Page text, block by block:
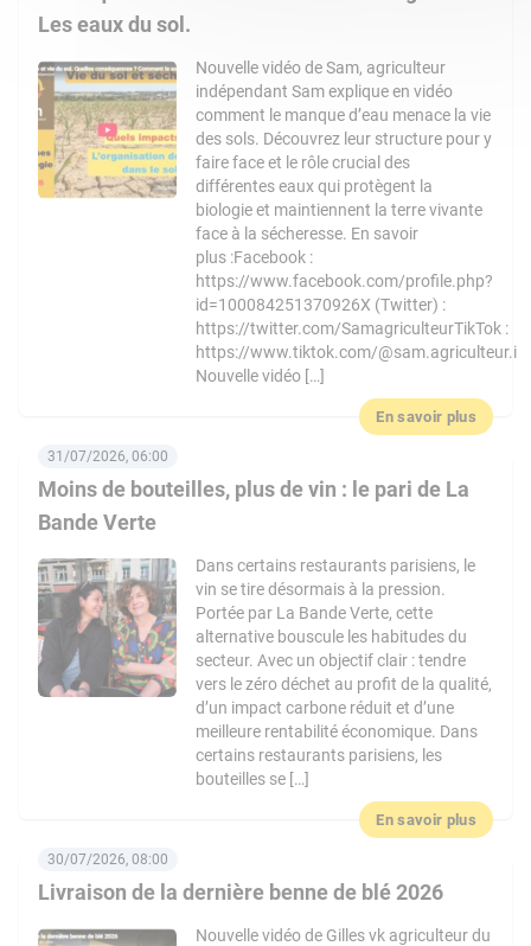
Les eaux du sol.
Nouvelle vidéo de Sam, agriculteur
indépendant Sam explique en vidéo
comment le manque d’eau menace la vie
des sols. Découvrez leur structure pour y
faire face et le rôle crucial des
différentes eaux qui protègent la
biologie et maintiennent la terre vivante
face à la sécheresse. En savoir
plus :Facebook :
https://www.facebook.com/profile.php?
id=100084251370926X (Twitter) :
https://twitter.com/SamagriculteurTikTok :
https://www.tiktok.com/@sam.agriculteur.i
Nouvelle vidéo […]
En savoir plus
Moins de bouteilles, plus de vin : le pari de La
Bande Verte
31/07/2026, 06:00
Dans certains restaurants parisiens, le
vin se tire désormais à la pression.
Portée par La Bande Verte, cette
alternative bouscule les habitudes du
secteur. Avec un objectif clair : tendre
vers le zéro déchet au profit de la qualité,
d’un impact carbone réduit et d’une
meilleure rentabilité économique. Dans
certains restaurants parisiens, les
bouteilles se […]
En savoir plus
Livraison de la dernière benne de blé 2026
30/07/2026, 08:00
Nouvelle vidéo de Gilles vk agriculteur du